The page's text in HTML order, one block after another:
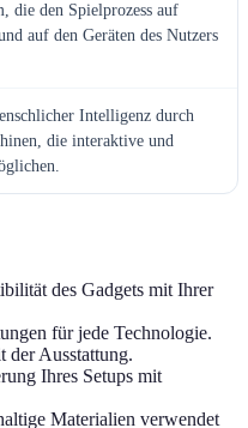
die den Spielprozess auf
auf den Geräten des Nutzers
Intelligenz durch
die interaktive und
des Gadgets mit Ihrer
für jede Technologie.
der Ausstattung.
Ihres Setups mit
Materialien verwendet